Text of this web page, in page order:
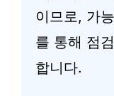
이므로, 가
를 통해 점
합니다.